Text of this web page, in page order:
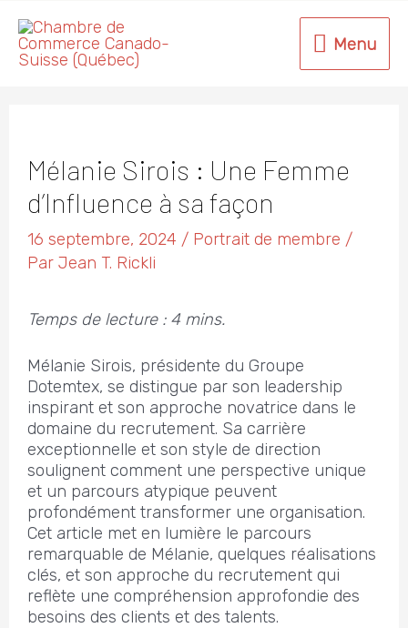
contenu
Menu
Menu
Mélanie Sirois : Une Femme
d’Influence à sa façon
16 septembre, 2024 / Portrait de membre /
Par Jean T. Rickli
Temps de lecture : 4 mins.
Mélanie Sirois, présidente du Groupe
Dotemtex, se distingue par son leadership
inspirant et son approche novatrice dans le
domaine du recrutement. Sa carrière
exceptionnelle et son style de direction
soulignent comment une perspective unique
et un parcours atypique peuvent
profondément transformer une organisation.
Cet article met en lumière le parcours
remarquable de Mélanie, quelques réalisations
clés, et son approche du recrutement qui
reflète une compréhension approfondie des
besoins des clients et des talents.